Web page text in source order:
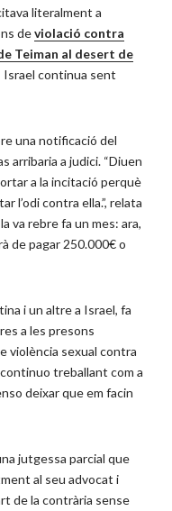
literalment a
deviolació contra
Teiman al desert de
Israel continua sent
una notificació del
arribaria a judici. “Diuen
a la incitació perquè
l’odi contra ella.”, relata
va rebre fa un mes: ara,
de pagar 250.000€ o
i un altre a Israel, fa
a les presons
violència sexual contra
treballant com a
deixar que em facin
jutgessa parcial que
al seu advocat i
de la contrària sense